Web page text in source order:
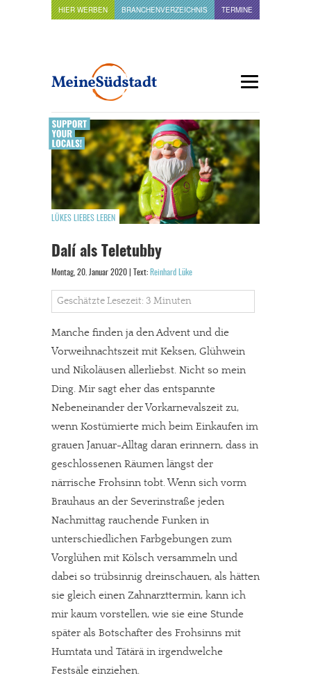
HIER WERBEN BRANCHENVERZEICHNIS TERMINE
LÜKES LIEBES LEBEN
Dalí als Teletubby
Montag, 20. Januar 2020 | Text: Reinhard Lüke
Geschätzte Lesezeit: 3 Minuten
Manche finden ja den Advent und die
Vorweihnachtszeit mit Keksen, Glühwein
und Nikoläusen allerliebst. Nicht so mein
Ding. Mir sagt eher das entspannte
Nebeneinander der Vorkarnevalszeit zu,
wenn Kostümierte mich beim Einkaufen im
grauen Januar-Alltag daran erinnern, dass in
geschlossenen Räumen längst der
närrische Frohsinn tobt. Wenn sich vorm
Brauhaus an der Severinstraße jeden
Nachmittag rauchende Funken in
unterschiedlichen Farbgebungen zum
Vorglühen mit Kölsch versammeln und
dabei so trübsinnig dreinschauen, als hätten
sie gleich einen Zahnarzttermin, kann ich
mir kaum vorstellen, wie sie eine Stunde
später als Botschafter des Frohsinns mit
Humtata und Tätärä in irgendwelche
Festsäle einziehen.